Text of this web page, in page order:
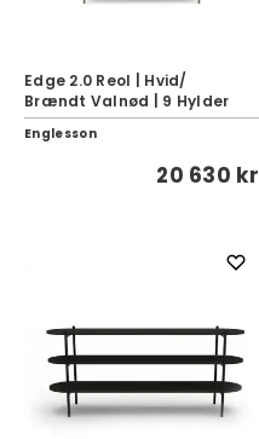
Edge 2.0 Reol | Hvid/
Brændt Valnød | 9 Hylder
Englesson
20 630 kr